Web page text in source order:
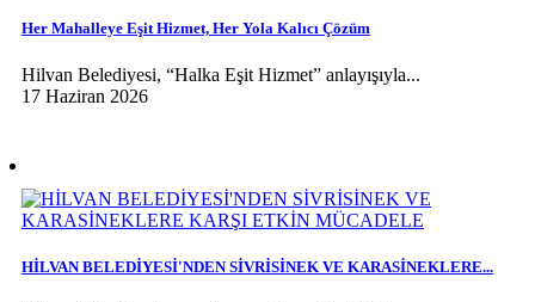
Her Mahalleye Eşit Hizmet, Her Yola Kalıcı Çözüm
Hilvan Belediyesi, “Halka Eşit Hizmet” anlayışıyla...
17 Haziran 2026
HİLVAN BELEDİYESİ'NDEN SİVRİSİNEK VE KARASİNEKLERE...